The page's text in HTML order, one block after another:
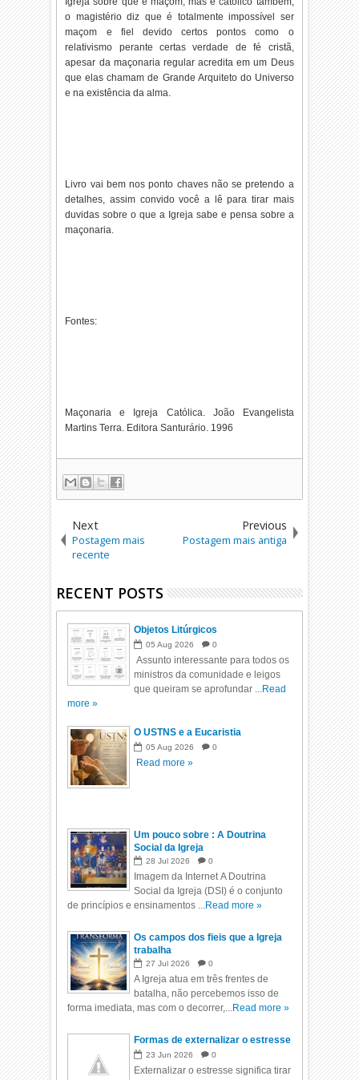
o magistério diz que é totalmente impossível ser
maçom e fiel devido certos pontos como o
relativismo perante certas verdade de fé cristã,
apesar da maçonaria regular acredita em um Deus
que elas chamam de Grande Arquiteto do Universo
e na existência da alma.
Livro vai bem nos ponto chaves não se pretendo a
detalhes, assim convido você a lê para tirar mais
duvidas sobre o que a Igreja sabe e pensa sobre a
maçonaria.
Fontes:
Maçonaria e Igreja Católica. João Evangelista
Martins Terra. Editora Santurário. 1996
Next
Postagem mais
recente
Previous
Postagem mais antiga
RECENT POSTS
Objetos Litúrgicos
05 Aug 2026 0
Assunto interessante para todos os
ministros da comunidade e leigos
que queiram se aprofundar ...Read
more »
O USTNS e a Eucaristia
05 Aug 2026 0
Read more »
Um pouco sobre : A Doutrina
Social da Igreja
28 Jul 2026 0
Imagem da Internet A Doutrina
Social da Igreja (DSI) é o conjunto
de princípios e ensinamentos ...Read more »
Os campos dos fieis que a Igreja
trabalha
27 Jul 2026 0
A Igreja atua em três frentes de
batalha, não percebemos isso de
forma imediata, mas com o decorrer,...Read more »
Formas de externalizar o estresse
23 Jun 2026 0
Externalizar o estresse significa tirar